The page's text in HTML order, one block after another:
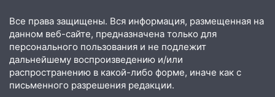
опасный день августа: что ждет каждый
знак 5 августа
04.08.2026
23:27 Прокуратура проверяет
капремонт школы в посёлке Налейка
Все права защищены. Вся информация, размещенная на
данном веб-сайте, предназначена только для
персонального пользования и не подлежит
дальнейшему воспроизведению и/или
распространению в какой-либо форме, иначе как с
письменного разрешения редакции.